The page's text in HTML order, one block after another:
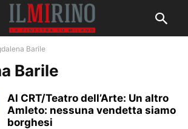
Barile
Barile
Al CRT/Teatro dell’Arte: Un altro
Amleto: nessuna vendetta siamo
borghesi